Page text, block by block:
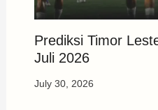
Prediksi Timor
Juli 2026
July 30, 2026